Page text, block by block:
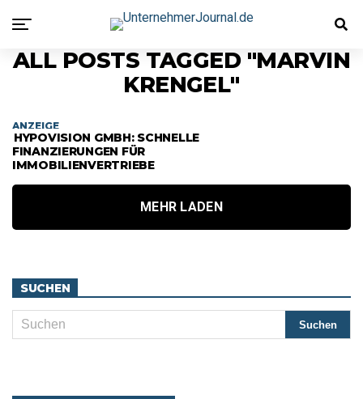
ALL POSTS TAGGED "MARVIN
KRENGEL"
ANZEIGE
HYPOVISION GMBH: SCHNELLE
FINANZIERUNGEN FÜR
IMMOBILIENVERTRIEBE
MEHR LADEN
SUCHEN